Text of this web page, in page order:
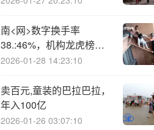
南<网>数字换手率
38.:46%，机构龙虎榜上
激烈博弈
2026-01-28 14:23:10
卖百元,童装的巴拉巴拉，
年入100亿
2026-01-26 03:07:10